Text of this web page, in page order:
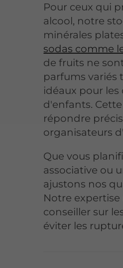
Pour ceux qui
alcool, notre
minérales
sodas comme
de fruits ne
parfums variés
idéaux pour les
d'enfants.
répondre
organisateurs
Que vous
associative ou
ajustons nos
Notre
conseiller sur
éviter les